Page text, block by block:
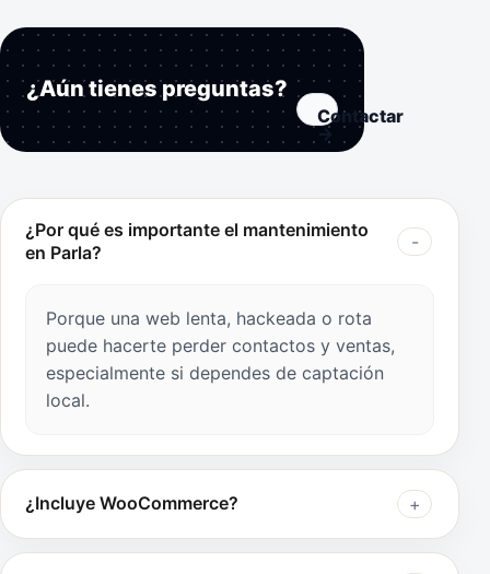
¿Aún tienes preguntas?
Contactar
→
¿Por qué es importante el mantenimiento
en Parla?
Porque una web lenta, hackeada o rota
puede hacerte perder contactos y ventas,
especialmente si dependes de captación
local.
¿Incluye WooCommerce?